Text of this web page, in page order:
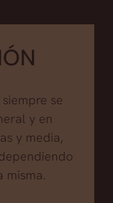
se
y en
y media,
misma.